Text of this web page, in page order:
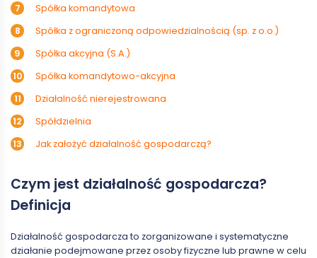
Spółka komandytowa
Spółka z ograniczoną odpowiedzialnością (sp. z o.o.)
Spółka akcyjna (S.A.)
Spółka komandytowo-akcyjna
Działalność nierejestrowana
Spółdzielnia
Jak założyć działalność gospodarczą?
Czym jest działalność gospodarcza?
Definicja
Działalność gospodarcza to zorganizowane i systematyczne
działanie podejmowane przez osoby fizyczne lub prawne w celu